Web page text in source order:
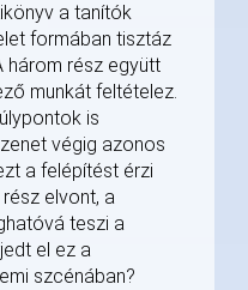
a tanítók
formában tisztáz
három rész együtt
munkát feltételez.
is
végig azonos
a felépítést érzi
elvont, a
teszi a
el ez a
szcénában?